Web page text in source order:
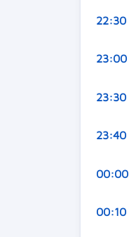
22:30
23:00
23:30
23:40
00:00
00:10